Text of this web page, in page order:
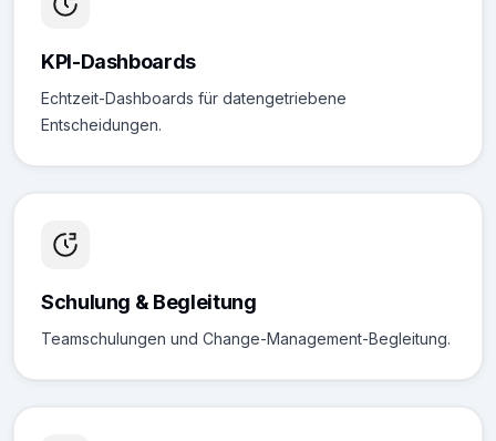
KPI-Dashboards
Echtzeit-Dashboards für datengetriebene
Entscheidungen.
Schulung & Begleitung
Teamschulungen und Change-Management-Begleitung.